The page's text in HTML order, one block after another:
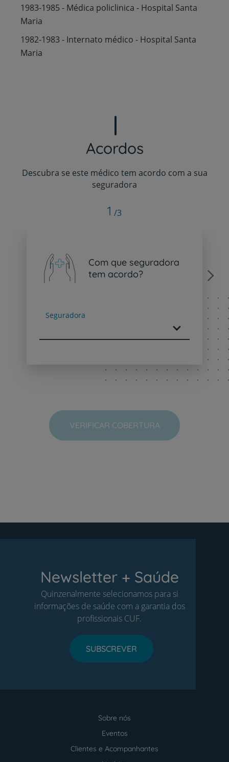
1983-1985 - Médica policlinica - Hospital Santa
Maria
1982-1983 - Internato médico - Hospital Santa
Maria
Acordos
Descubra se este médico tem acordo com a sua
seguradora
Com que seguradora
tem acordo?
Seguradora
Next
1 /3
VERIFICAR COBERTURA
Newsletter + Saúde
Quinzenalmente selecionamos para si
informações de saúde com a garantia dos
profissionais CUF.
SUBSCREVER
Sobre nós
Eventos
Clientes e Acompanhantes